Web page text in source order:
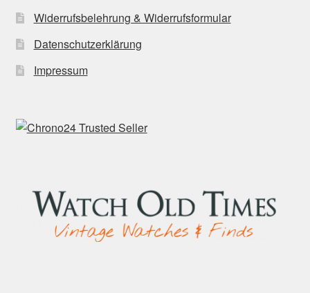
Widerrufsbelehrung & Widerrufsformular
Datenschutzerklärung
Impressum